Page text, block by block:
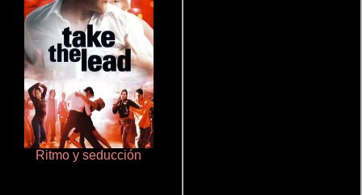
Ritmo y seducción